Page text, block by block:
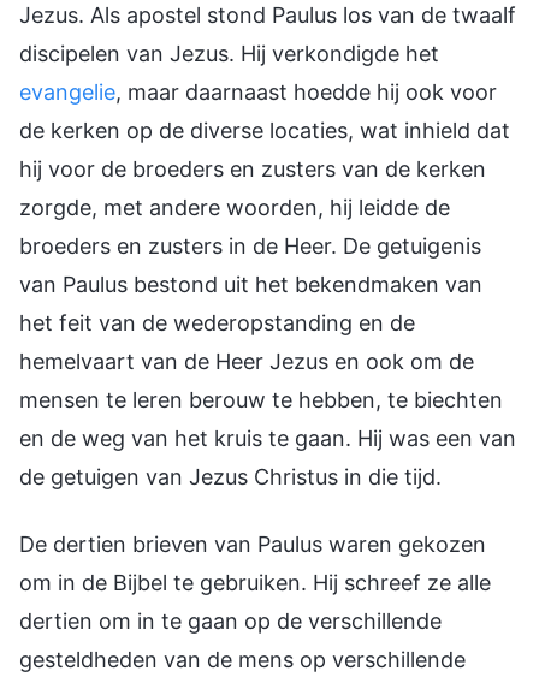
Jezus. Als apostel stond Paulus los van de twaalf
discipelen van Jezus. Hij verkondigde het
evangelie, maar daarnaast hoedde hij ook voor
de kerken op de diverse locaties, wat inhield dat
hij voor de broeders en zusters van de kerken
zorgde, met andere woorden, hij leidde de
broeders en zusters in de Heer. De getuigenis
van Paulus bestond uit het bekendmaken van
het feit van de wederopstanding en de
hemelvaart van de Heer Jezus en ook om de
mensen te leren berouw te hebben, te biechten
en de weg van het kruis te gaan. Hij was een van
de getuigen van Jezus Christus in die tijd.
De dertien brieven van Paulus waren gekozen
om in de Bijbel te gebruiken. Hij schreef ze alle
dertien om in te gaan op de verschillende
gesteldheden van de mens op verschillende